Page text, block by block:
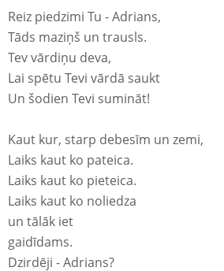
Reiz piedzimi Tu - Adrians,
Tāds maziņš un trausls.
Tev vārdiņu deva,
Lai spētu Tevi vārdā saukt
Un šodien Tevi sumināt!
Kaut kur, starp debesīm un zemi,
Laiks kaut ko pateica.
Laiks kaut ko pieteica.
Laiks kaut ko noliedza
un tālāk iet
gaidīdams.
Dzirdēji - Adrians?